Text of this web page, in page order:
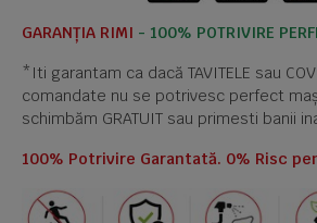
GARANȚIA RIMI - 100% POTRIVIRE
*Iti garantam ca dacă TAVITELE sau
comandate nu se potrivesc perfect
schimbăm GRATUIT sau primesti banii
100% Potrivire Garantată. 0% Risc